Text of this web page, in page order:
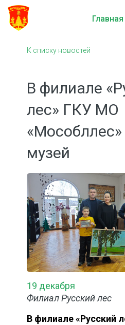
Главная
К списку новостей
В филиале
лес» ГКУ МО
музей
19 декабря
Филиал Русский лес
В филиале «Русский